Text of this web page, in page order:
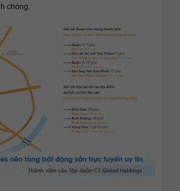
chóng.